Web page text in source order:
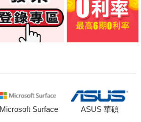
Microsoft Surface ASUS 華碩